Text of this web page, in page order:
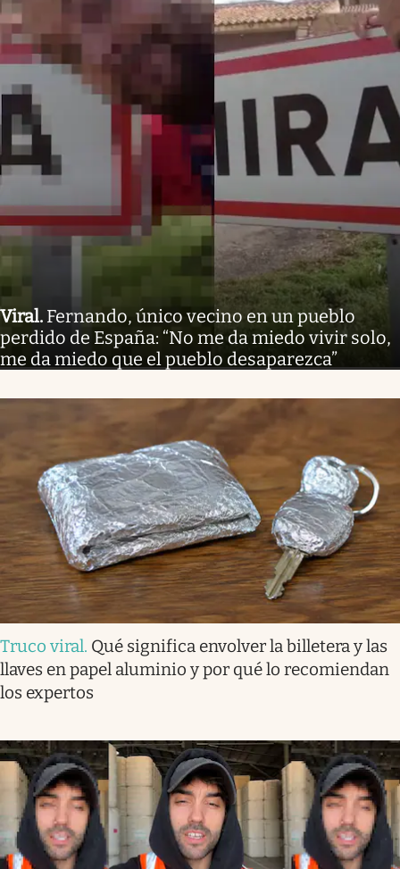
Viral. Fernando, único vecino en un pueblo
perdido de España: “No me da miedo vivir solo,
me da miedo que el pueblo desaparezca”
Truco viral. Qué significa envolver la billetera y las
llaves en papel aluminio y por qué lo recomiendan
los expertos